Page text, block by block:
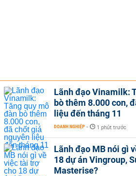
Lãnh đạo Vinamilk:
bò thêm 8.000 con,
liệu đến tháng 11
DOANH NGHIỆP - 1 phút trước
Lãnh đạo MB nói gì
18 dự án Vingroup,
Masterise?